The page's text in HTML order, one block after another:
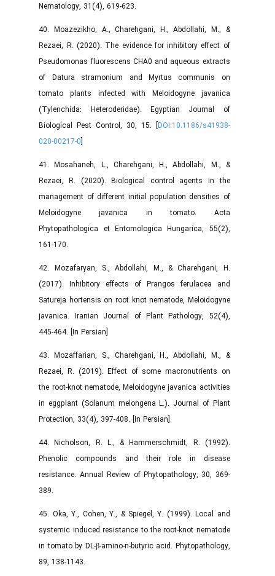
Nematology, 31(4), 619-623.
40. Moazezikho, A., Charehgani, H., Abdollahi, M., &
Rezaei, R. (2020). The evidence for inhibitory effect of
Pseudomonas fluorescens CHA0 and aqueous extracts
of Datura stramonium and Myrtus communis on
tomato plants infected with Meloidogyne javanica
(Tylenchida: Heteroderidae). Egyptian Journal of
Biological Pest Control, 30, 15. [DOI:10.1186/s41938-
020-00217-0
41. Mosahaneh, L., Charehgani, H., Abdollahi, M., &
Rezaei, R. (2020). Biological control agents in the
management of different initial population densities of
Meloidogyne javanica in tomato. Acta
Phytopathologica et Entomologica Hungarica, 55(2),
161-170.
42. Mozafaryan, S., Abdollahi, M., & Charehgani, H.
(2017). Inhibitory effects of Prangos ferulacea and
Satureja hortensis on root knot nematode, Meloidogyne
javanica. Iranian Journal of Plant Pathology, 52(4),
445-464. [In Persian]
43. Mozaffarian, S., Charehgani, H., Abdollahi, M., &
Rezaei, R. (2019). Effect of some macronutrients on
the root-knot nematode, Meloidogyne javanica activities
in eggplant (Solanum melongena L.). Journal of Plant
Protection, 33(4), 397-408. [In Persian]
44. Nicholson, R. L., & Hammerschmidt, R. (1992).
Phenolic compounds and their role in disease
resistance. Annual Review of Phytopathology, 30, 369-
389.
45. Oka, Y., Cohen, Y., & Spiegel, Y. (1999). Local and
systemic induced resistance to the root-knot nematode
in tomato by DL-β-amino-n-butyric acid. Phytopathology,
89, 138-1143.